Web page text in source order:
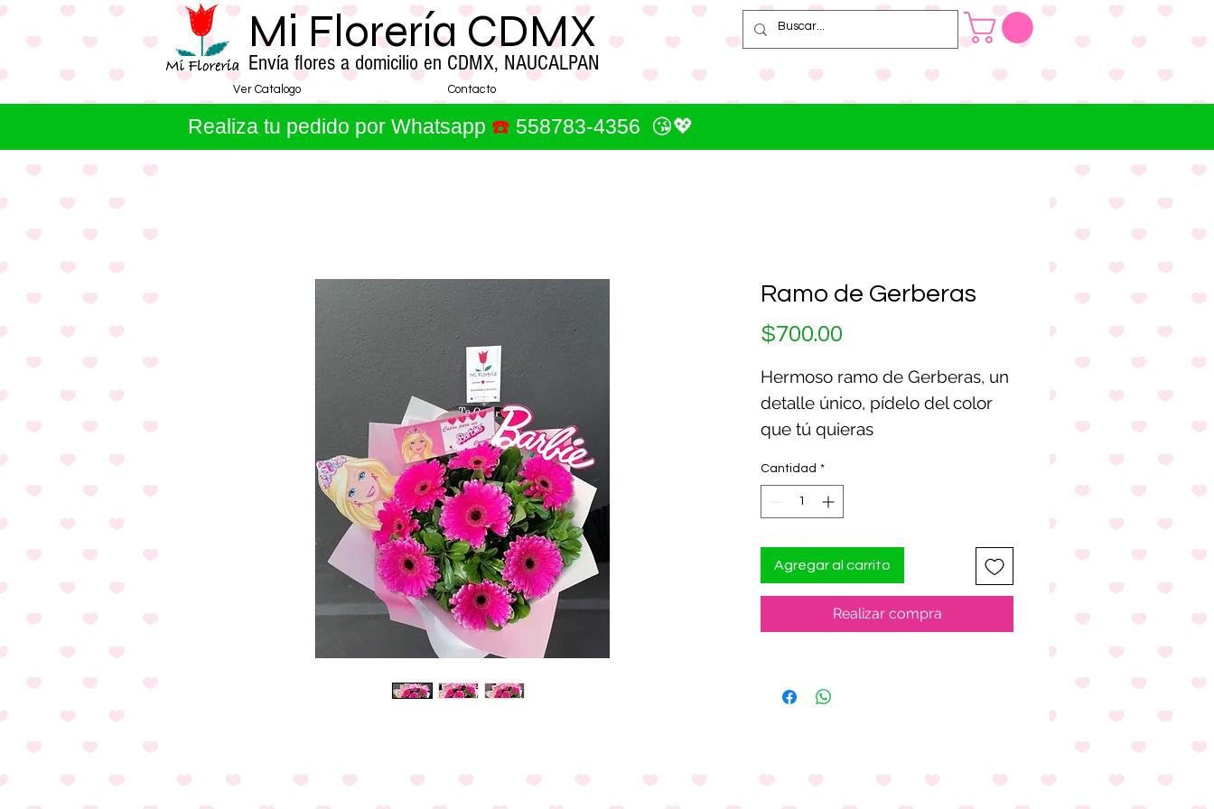
Envía flores a domicilio en CDMX, NAUCALPAN
Mi Florería CDMX
Ver Catalogo Contacto
Realiza tu pedido por Whatsapp ☎️ 558783-4356 😘💖
Ramo de Gerberas
$700.00
Hermoso ramo de Gerberas, un
detalle único, pídelo del color
que tú quieras
variar
Cantidad *
Agregar al carrito
Realizar compra